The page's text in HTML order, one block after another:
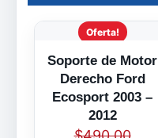
Oferta!
Soporte de Motor
Derecho Ford
Ecosport 2003 –
2012